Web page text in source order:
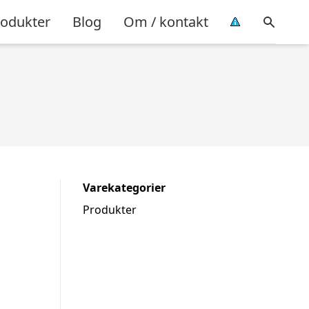
Blog Om / kontakt
Varekategorier
Produkter